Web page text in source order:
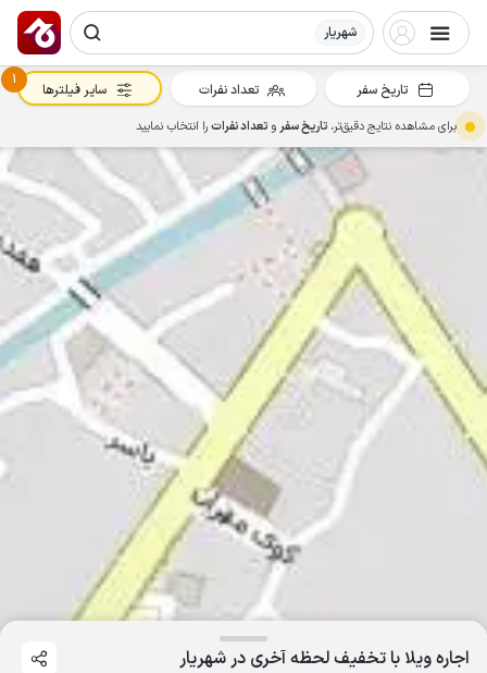
شهریار
اجاره ویلا با تخفیف لحظه آخری در شهریار
تاریخ سفر تعداد نفرات
1
سایر فیلترها
برای مشاهده نتایج دقیق‌تر، تاریخ سفرو تعداد نفراترا انتخاب نمایید